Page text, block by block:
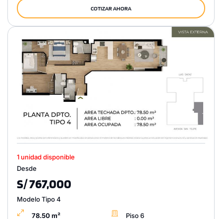
COTIZAR AHORA
1 unidad disponible
Desde
S/ 767,000
Modelo Tipo 4
78.50 m² Piso 6